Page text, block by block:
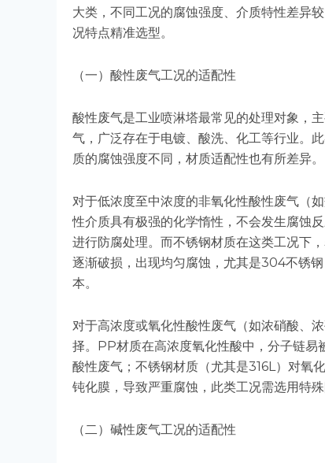
大类，不同工况的腐蚀强度、介质特性差异
况特点精准选型。
（一）酸性废气工况的适配性
酸性废气是工业喷淋塔最常见的处理对象，
气，广泛存在于电镀、酸洗、化工等行业。
质的腐蚀强度不同，材质适配性也有所差异。
对于低浓度至中浓度的非氧化性酸性废气（
性介质具有极强的化学惰性，不会发生腐蚀
进行防腐处理。而不锈钢材质在这类工况下
逐渐破损，出现均匀腐蚀，尤其是304不锈
本。
对于高浓度或氧化性酸性废气（如浓硝酸、
择。PP材质在高浓度氧化性酸中，分子链易
酸性废气；不锈钢材质（尤其是316L）对氧
钝化膜，导致严重腐蚀，此类工况需选用特
（二）碱性废气工况的适配性